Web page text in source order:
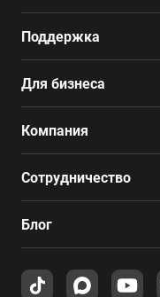
Поддержка
Для бизнеса
Компания
Сотрудничество
Блог